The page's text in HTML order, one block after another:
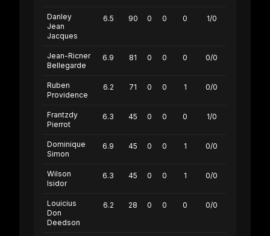
Danley
Jean
Jacques
6.5 90 0 0 0 1/0
Jean-Ricner
Bellegarde
6.9 81 0 0 0 0/0
Ruben
Providence
6.2 71 0 0 1 0/0
Frantzdy
Pierrot
6.3 45 0 0 0 1/0
Dominique
Simon
6.9 45 0 0 1 0/0
Wilson
Isidor
6.3 45 0 0 1 0/0
Louicius
Don
Deedson
6.2 28 0 0 0 0/0